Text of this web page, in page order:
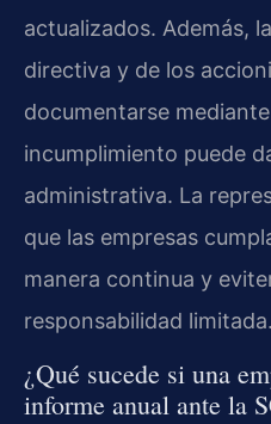
actualizados. Además,
directiva y de los
documentarse
incumplimiento puede
administrativa. La
que las empresas
manera continua y
responsabilidad limitada.
¿Qué sucede si una
informe anual ante la